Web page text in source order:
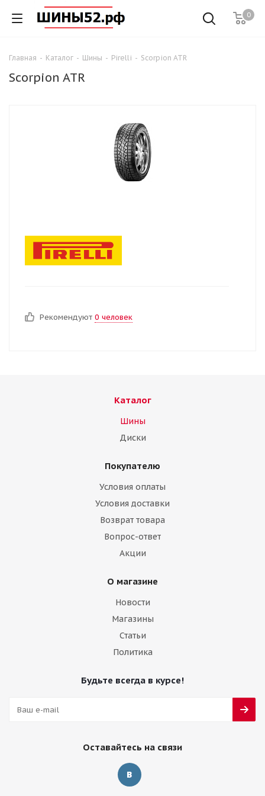
0
Главная - Каталог - Шины - Pirelli - Scorpion ATR
Scorpion ATR
Рекомендуют 0 человек
Каталог
Шины
Диски
Покупателю
Условия оплаты
Условия доставки
Возврат товара
Вопрос-ответ
Акции
О магазине
Новости
Магазины
Статьи
Политика
Будьте всегда в курсе!
Оставайтесь на связи